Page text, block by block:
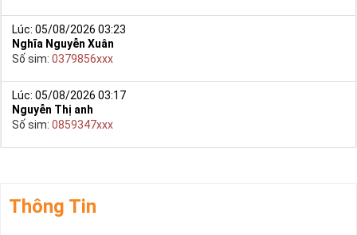
Lúc: 05/08/2026 03:23
Nghĩa Nguyễn Xuân
Số sim: 0379856xxx
Lúc: 05/08/2026 03:17
Nguyễn Thị anh
Số sim: 0859347xxx
Thông Tin